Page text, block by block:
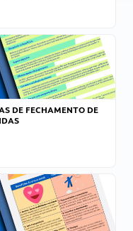
DE FECHAMENTO DE